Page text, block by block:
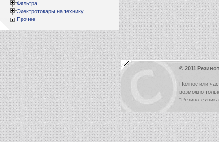
Фильтра
Электротовары на технику
Прочее
© 2011
Полное или
возможно